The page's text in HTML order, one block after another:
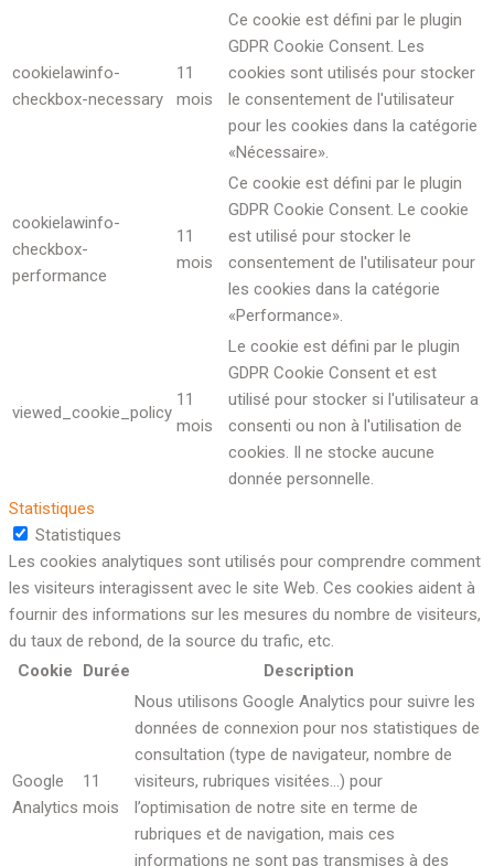
cookielawinfo-
checkbox-necessary
11
mois
Ce cookie est défini par le plugin
GDPR Cookie Consent. Les
cookies sont utilisés pour stocker
le consentement de l'utilisateur
pour les cookies dans la catégorie
«Nécessaire».
cookielawinfo-
checkbox-
performance
11
mois
Ce cookie est défini par le plugin
GDPR Cookie Consent. Le cookie
est utilisé pour stocker le
consentement de l'utilisateur pour
les cookies dans la catégorie
«Performance».
viewed_cookie_policy
11
mois
Le cookie est défini par le plugin
GDPR Cookie Consent et est
utilisé pour stocker si l'utilisateur a
consenti ou non à l'utilisation de
cookies. Il ne stocke aucune
donnée personnelle.
Statistiques
Statistiques
Les cookies analytiques sont utilisés pour comprendre comment
les visiteurs interagissent avec le site Web. Ces cookies aident à
fournir des informations sur les mesures du nombre de visiteurs,
du taux de rebond, de la source du trafic, etc.
Cookie
Durée Description
Google
Analytics
11
mois
Nous utilisons Google Analytics pour suivre les
données de connexion pour nos statistiques de
consultation (type de navigateur, nombre de
visiteurs, rubriques visitées…) pour
l’optimisation de notre site en terme de
rubriques et de navigation, mais ces
informations ne sont pas transmises à des